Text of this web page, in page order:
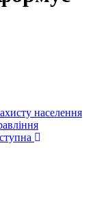
населення